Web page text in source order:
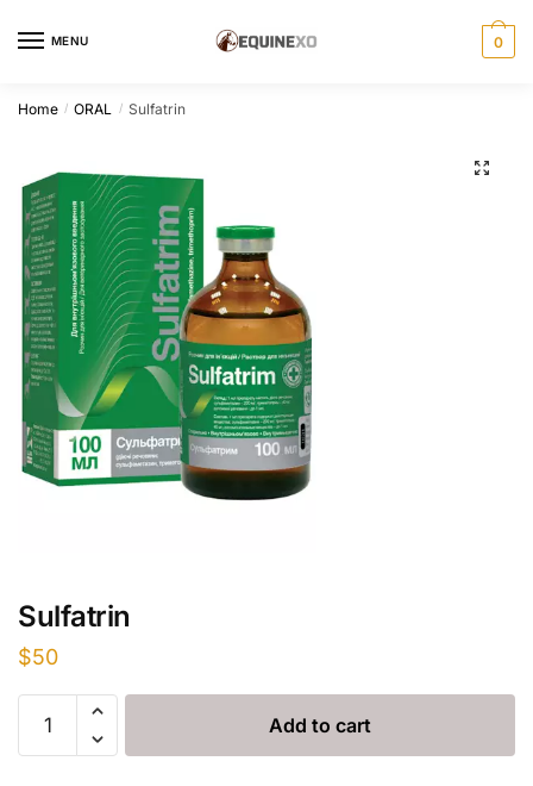
MENU 0
Home / ORAL / Sulfatrin
Sulfatrin
$50
quantity
Add to cart